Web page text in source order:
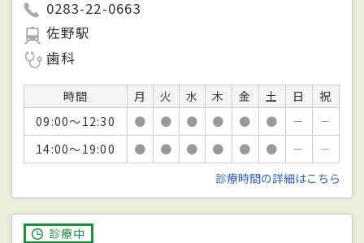
0283-22-0663
佐野駅
歯科
時間 月 火 水 木 金 土 日
祝
09:00～12:30
● ● ● ● ● ● －
－
14:00～19:00
● ● ● ● ● ● －
－
診療時間の詳細はこちら
診療中